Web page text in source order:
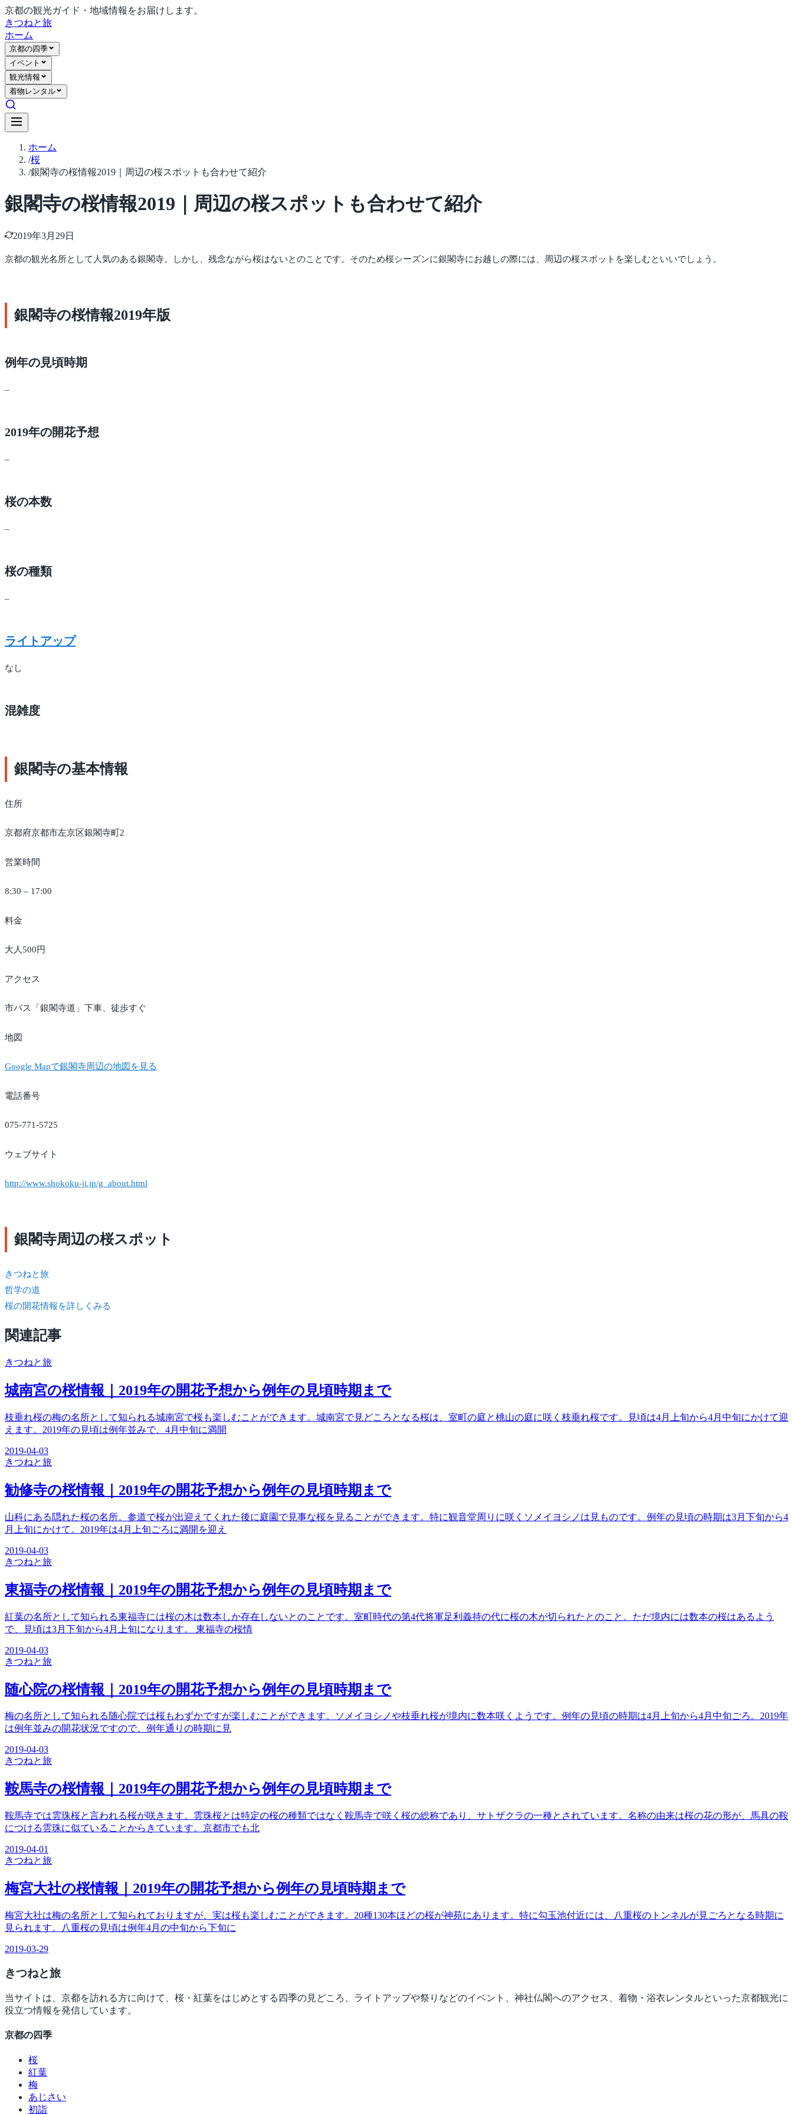
京都の観光ガイド・地域情報をお届けします。
きつねと旅
ホーム
京都の四季
イベント
観光情報
着物レンタル
ホーム
/桜
/銀閣寺の桜情報2019｜周辺の桜スポットも合わせて紹介
銀閣寺の桜情報2019｜周辺の桜スポットも合わせて紹介
2019年3月29日
京都の観光名所として人気のある銀閣寺。しかし、残念ながら桜はないとのことです。そのため桜シーズンに銀閣寺にお越しの際には、周辺の桜スポットを楽しむといいでしょう。
銀閣寺の桜情報2019年版
例年の見頃時期
–
2019年の開花予想
–
桜の本数
–
桜の種類
–
ライトアップ
なし
混雑度
銀閣寺の基本情報
住所
京都府京都市左京区銀閣寺町2
営業時間
8:30 – 17:00
料金
大人500円
アクセス
市バス「銀閣寺道」下車、徒歩すぐ
地図
Google Mapで銀閣寺周辺の地図を見る
電話番号
075-771-5725
ウェブサイト
http://www.shokoku-ji.jp/g_about.html
銀閣寺周辺の桜スポット
きつねと旅
哲学の道
桜の開花情報を詳しくみる
関連記事
きつねと旅
城南宮の桜情報｜2019年の開花予想から例年の見頃時期まで
枝垂れ桜の梅の名所として知られる城南宮で桜も楽しむことができます。城南宮で見どころとなる桜は、室町の庭と桃山の庭に咲く枝垂れ桜です。見頃は4月上旬から4月中旬にかけて迎
えます。2019年の見頃は例年並みで、4月中旬に満開
2019-04-03
きつねと旅
勧修寺の桜情報｜2019年の開花予想から例年の見頃時期まで
山科にある隠れた桜の名所。参道で桜が出迎えてくれた後に庭園で見事な桜を見ることができます。特に観音堂周りに咲くソメイヨシノは見ものです。例年の見頃の時期は3月下旬から4
月上旬にかけて。2019年は4月上旬ごろに満開を迎え
2019-04-03
きつねと旅
東福寺の桜情報｜2019年の開花予想から例年の見頃時期まで
紅葉の名所として知られる東福寺には桜の木は数本しか存在しないとのことです。室町時代の第4代将軍足利義持の代に桜の木が切られたとのこと。ただ境内には数本の桜はあるよう
で、見頃は3月下旬から4月上旬になります。 東福寺の桜情
2019-04-03
きつねと旅
随心院の桜情報｜2019年の開花予想から例年の見頃時期まで
梅の名所として知られる随心院では桜もわずかですが楽しむことができます。ソメイヨシノや枝垂れ桜が境内に数本咲くようです。例年の見頃の時期は4月上旬から4月中旬ごろ。2019年
は例年並みの開花状況ですので、例年通りの時期に見
2019-04-03
きつねと旅
鞍馬寺の桜情報｜2019年の開花予想から例年の見頃時期まで
鞍馬寺では雲珠桜と言われる桜が咲きます。雲珠桜とは特定の桜の種類ではなく鞍馬寺で咲く桜の総称であり、サトザクラの一種とされています。名称の由来は桜の花の形が、馬具の鞍
につける雲珠に似ていることからきています。京都市でも北
2019-04-01
きつねと旅
梅宮大社の桜情報｜2019年の開花予想から例年の見頃時期まで
梅宮大社は梅の名所として知られておりますが、実は桜も楽しむことができます。20種130本ほどの桜が神苑にあります。特に勾玉池付近には、八重桜のトンネルが見ごろとなる時期に
見られます。八重桜の見頃は例年4月の中旬から下旬に
2019-03-29
きつねと旅
当サイトは、京都を訪れる方に向けて、桜・紅葉をはじめとする四季の見どころ、ライトアップや祭りなどのイベント、神社仏閣へのアクセス、着物・浴衣レンタルといった京都観光に
役立つ情報を発信しています。
京都の四季
桜
紅葉
梅
あじさい
初詣